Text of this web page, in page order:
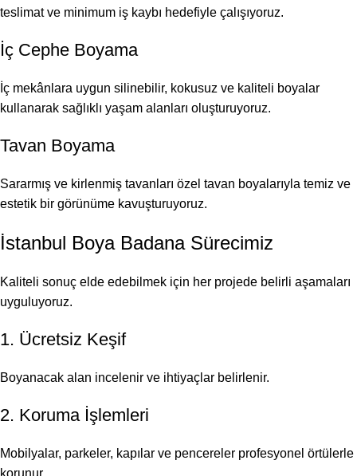
teslimat ve minimum iş kaybı hedefiyle çalışıyoruz.
İç Cephe Boyama
İç mekânlara uygun silinebilir, kokusuz ve kaliteli boyalar
kullanarak sağlıklı yaşam alanları oluşturuyoruz.
Tavan Boyama
Sararmış ve kirlenmiş tavanları özel tavan boyalarıyla temiz ve
estetik bir görünüme kavuşturuyoruz.
İstanbul Boya Badana Sürecimiz
Kaliteli sonuç elde edebilmek için her projede belirli aşamaları
uyguluyoruz.
1. Ücretsiz Keşif
Boyanacak alan incelenir ve ihtiyaçlar belirlenir.
2. Koruma İşlemleri
Mobilyalar, parkeler, kapılar ve pencereler profesyonel örtülerle
korunur.